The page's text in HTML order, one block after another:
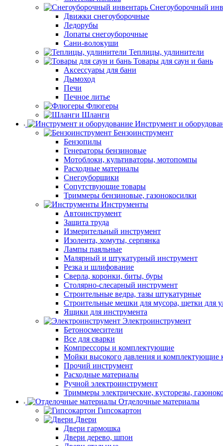
Снегоуборочный
Движки снегоуборочные
Ледорубы
Лопаты снегоуборочные
Сани-волокуши
Теплицы, удлинители
Товары для саун и бань
Аксессуары для бани
Дымоход
Печи
Печное литье
Флюгеры
Шланги
Инструмент и
Бензоинструмент
Бензопилы
Генераторы бензиновые
Мотоблоки, культиваторы, мотопомпы
Расходные материалы
Снегоуборщики
Сопутствующие товары
Триммеры бензиновые, газонокосилки
Инструменты
Автоинструмент
Защита труда
Измерительный инструмент
Изолента, хомуты, серпянка
Лампы паяльные
Малярный и штукатурный инструмент
Резка и шлифование
Сверла, коронки, биты, буры
Столярно-слесарный инструмент
Строительные ведра, тазы штукатурные
Строительные мешки для мусора, щетки для
Ящики для инструмента
Электроинструмент
Бетоносмесители
Все для сварки
Компрессоры и комплектующие
Мойки высокого давления и комплектующие
Прочий инструмент
Расходные материалы
Ручной электроинструмент
Триммеры электрические, кусторезы,
Отделочные материалы
Гипсокартон
Двери
Двери гармошка
Двери дерево, шпон